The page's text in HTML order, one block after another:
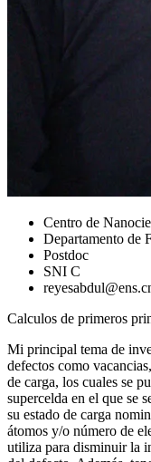
Centro de
Departamento de
Postdoc
SNI C
Calculos de primeros
Mi principal tema de
defectos como
de carga, los cuales se
supercelda en el que se
su estado de carga
átomos y/o número de
utiliza para disminuir la